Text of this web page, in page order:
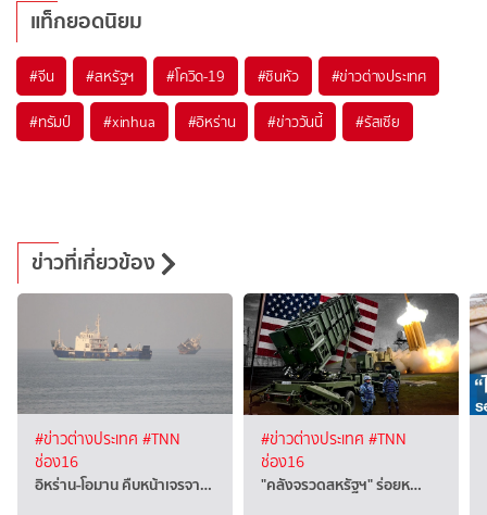
แท็กยอดนิยม
#จีน #สหรัฐฯ #โควิด-19 #ซินหัว #ข่าวต่างประเทศ
#ทรัมป์ #xinhua #อิหร่าน #ข่าววันนี้ #รัสเซีย
ข่าวที่เกี่ยวข้อง
#ข่าวต่างประเทศ #TNN
ช่อง16
อิหร่าน-โอมาน คืบหน้าเจรจา…
#ข่าวต่างประเทศ #TNN
ช่อง16
"คลังจรวดสหรัฐฯ" ร่อยห…